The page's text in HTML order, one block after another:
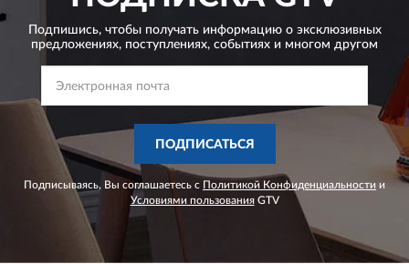
Подпишись, чтобы получать информацию о эксклюзивных
предложениях, поступлениях, событиях и многом другом
ПОДПИСАТЬСЯ
Подписываясь, Вы соглашаетесь с Политикой Конфиденциальности и
Условиями пользованияGTV